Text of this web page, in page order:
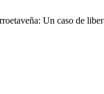
Un caso de